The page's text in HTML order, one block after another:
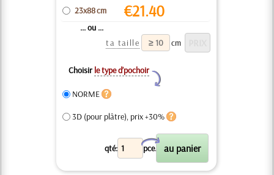
23x88 cm €21.40
... ou ...
ta taille
cm
Choisir le type d’pochoir
Y
NORME
3D (pour plâtre), prix +30%
qté: pce.
X